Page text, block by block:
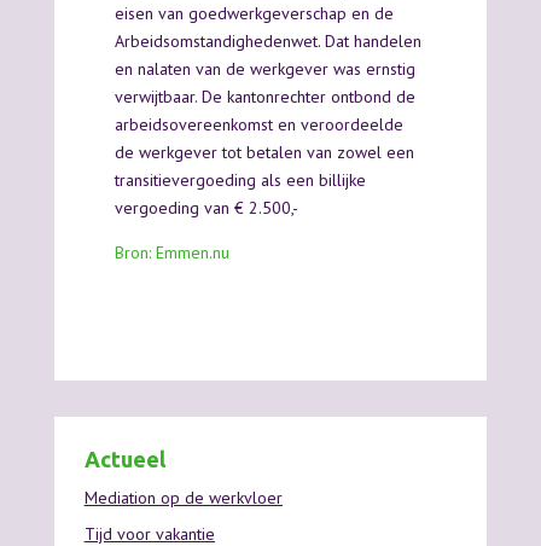
eisen van goedwerkgeverschap en de
Arbeidsomstandighedenwet. Dat handelen
en nalaten van de werkgever was ernstig
verwijtbaar. De kantonrechter ontbond de
arbeidsovereenkomst en veroordeelde
de werkgever tot betalen van zowel een
transitievergoeding als een billijke
vergoeding van € 2.500,-
Bron: Emmen.nu
Actueel
Mediation op de werkvloer
Tijd voor vakantie